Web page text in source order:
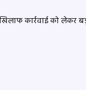
कार्रवाई को लेकर